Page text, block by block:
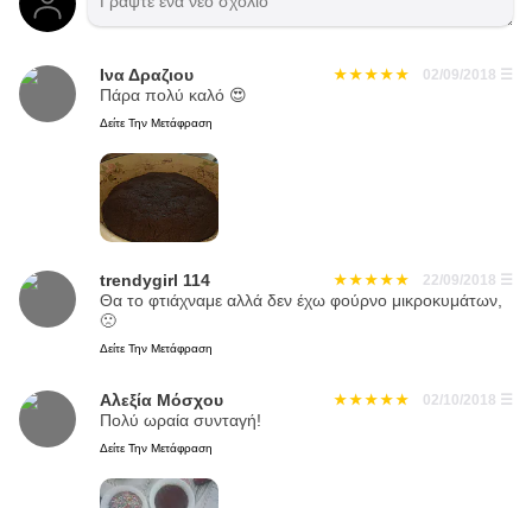
Ινα Δραζιου 02/09/2018 ☰
Πάρα πολύ καλό 😍
Δείτε Την Μετάφραση
trendygirl 114 22/09/2018 ☰
Θα το φτιάχναμε αλλά δεν έχω φούρνο μικροκυμάτων,
🙁
Δείτε Την Μετάφραση
Αλεξία Μόσχου 02/10/2018 ☰
Πολύ ωραία συνταγή!
Δείτε Την Μετάφραση